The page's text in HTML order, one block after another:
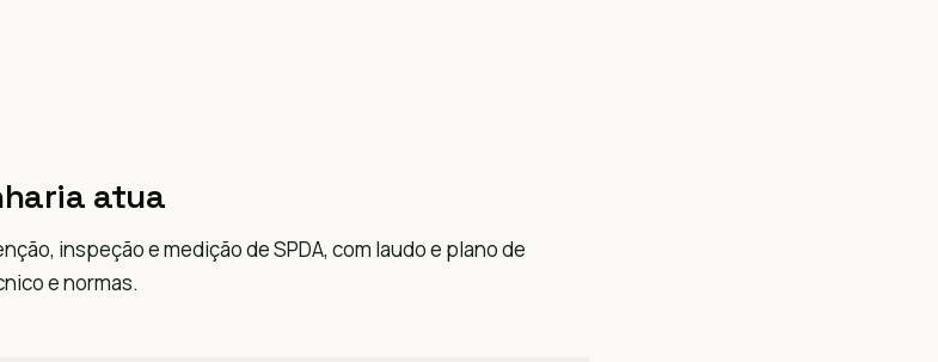
atua
inspeção e medição de SPDA, com laudo e plano de
e normas.